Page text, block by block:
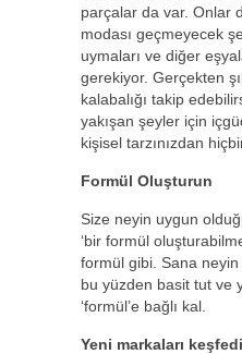
parçalar da var. Onlar
modası geçmeyecek
uymaları ve diğer
gerekiyor. Gerçekten
kalabalığı takip
yakışan şeyler için
kişisel tarzınızdan
Formül Oluşturun
Size neyin uygun
‘bir formül
formül gibi. Sana neyin
bu yüzden basit tut ve
‘formül’e bağlı kal.
Yeni markaları